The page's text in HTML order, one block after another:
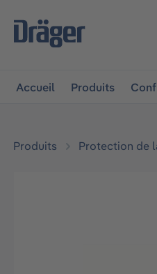
à la navigation principale
Accueil Produits
Produits Protection de